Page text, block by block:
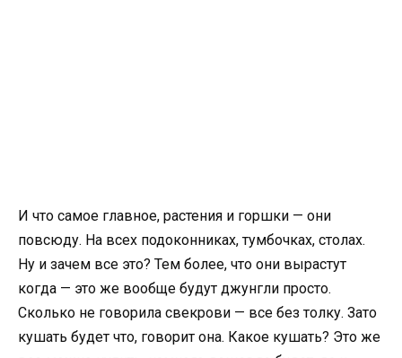
И что самое главное, растения и горшки — они
повсюду. На всех подоконниках, тумбочках, столах.
Ну и зачем все это? Тем более, что они вырастут
когда — это же вообще будут джунгли просто.
Сколько не говорила свекрови — все без толку. Зато
кушать будет что, говорит она. Какое кушать? Это же